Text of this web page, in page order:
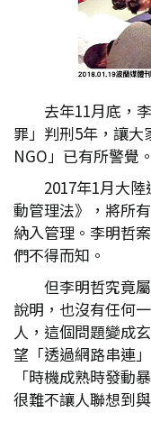
去年11月底，
罪」判刑5年，讓
NGO」已有所警覺。
2017年1月大
動管理法》，將所
納入管理。李明哲
們不得而知。
但李明哲究竟
說明，也沒有任何
人，這個問題變成
望「透過網路串連
「時機成熟時發動
很難不讓人聯想到